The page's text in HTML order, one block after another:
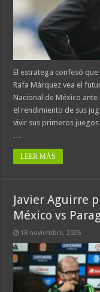
El estratega confesó
Rafa Márquez vea el
Nacional de México ante
el rendimiento de sus
vivir sus primeros
…
LEER MÁS
Javier Aguirre
México vs
18 noviembre, 2025